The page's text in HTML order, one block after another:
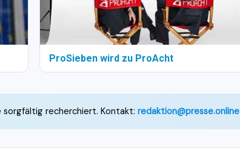
ProSieben wird zu ProAcht
sorgfältig recherchiert. Kontakt: redaktion@presse.online